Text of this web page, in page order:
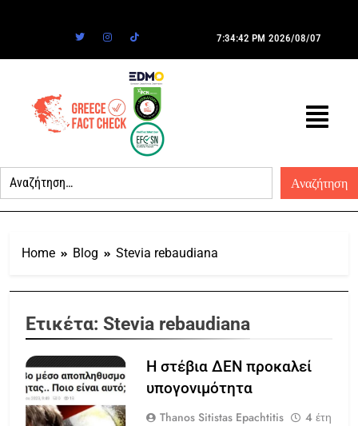
7:34:42 PM 2026/08/07
Home Blog Stevia rebaudiana
Ετικέτα: Stevia rebaudiana
Η στέβια ΔΕΝ προκαλεί
υπογονιμότητα
Thanos Sitistas Epachtitis
4 έτη